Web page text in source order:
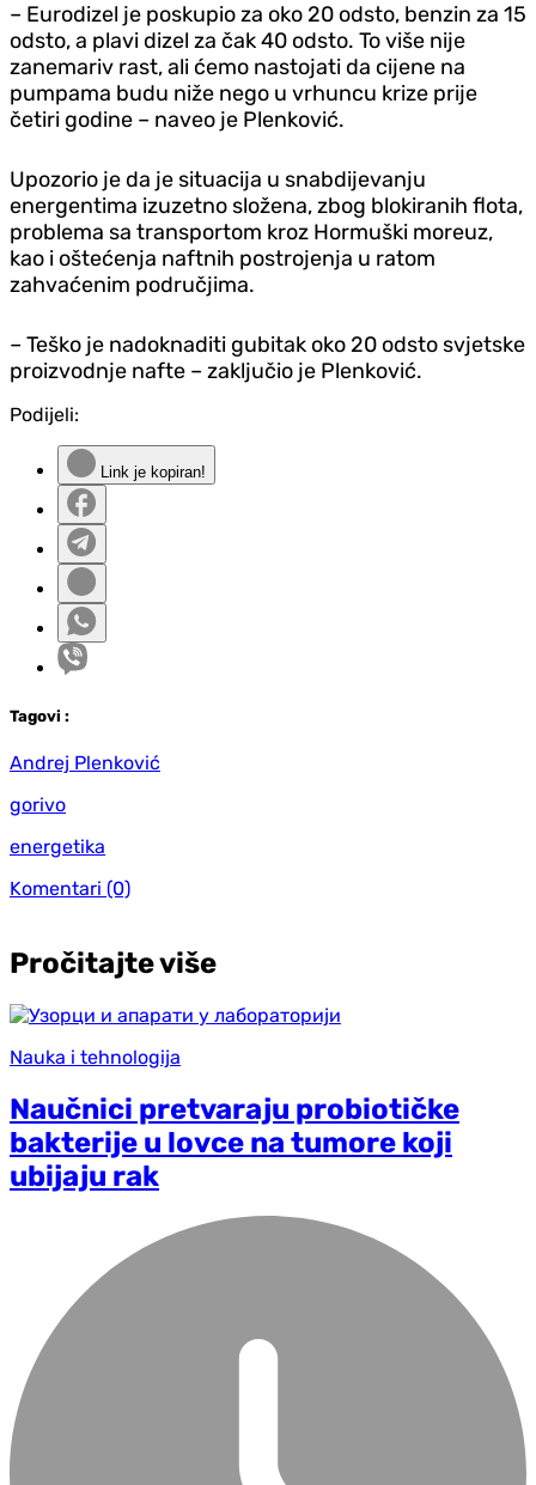
– Eurodizel je poskupio za oko 20 odsto, benzin za 15
odsto, a plavi dizel za čak 40 odsto. To više nije
zanemariv rast, ali ćemo nastojati da cijene na
pumpama budu niže nego u vrhuncu krize prije
četiri godine – naveo je Plenković.
Upozorio je da je situacija u snabdijevanju
energentima izuzetno složena, zbog blokiranih flota,
problema sa transportom kroz Hormuški moreuz,
kao i oštećenja naftnih postrojenja u ratom
zahvaćenim područjima.
– Teško je nadoknaditi gubitak oko 20 odsto svjetske
proizvodnje nafte – zaključio je Plenković.
Podijeli:
Link je kopiran!
Tagovi :
Andrej Plenković
gorivo
energetika
Komentari (0)
Pročitajte više
Nauka i tehnologija
Naučnici pretvaraju probiotičke
bakterije u lovce na tumore koji
ubijaju rak